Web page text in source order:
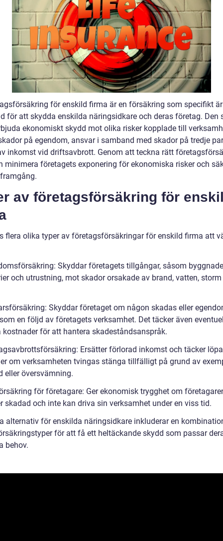
för enskild firma är en försäkring som specifikt är
för att skydda enskilda näringsidkare och deras företag. Den
ekonomiskt skydd mot olika risker kopplade till
på egendom, ansvar i samband med skador på tredje
inkomst vid driftsavbrott. Genom att teckna rätt
minimera företagets exponering för ekonomiska risker och
av företagsförsäkring för
flera olika typer av företagsförsäkringar för enskild firma att
Skyddar företagets tillgångar, såsom
och utrustning, mot skador orsakade av brand, vatten, storm
Skyddar företaget om någon skadas eller
en följd av företagets verksamhet. Det täcker även
kostnader för att hantera skadeståndsanspråk.
Ersätter förlorad inkomst och täcker
om verksamheten tvingas stänga tillfälligt på grund av
eller översvämning.
för företagare: Ger ekonomisk trygghet om
skadad och inte kan driva sin verksamhet under en viss tid.
alternativ för enskilda näringsidkare inkluderar en
för att få ett heltäckande skydd som passar
behov.